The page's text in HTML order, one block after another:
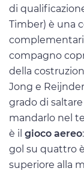
di
Timber) è una
compagno
della
Jong e
grado di
mandarlo nel
è il gioco aereo
gol su quattro
superiore alla